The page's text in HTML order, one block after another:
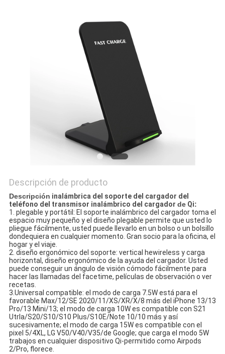
Descripción de producto
Descripción inalámbrica del soporte del cargador del
teléfono del transmisor inalámbrico del cargador deQi:
1. plegable y portátil: El soporte inalámbrico del cargador toma el
espacio muy pequeño y el diseño plegable permite que usted lo
pliegue fácilmente, usted puede llevarlo en un bolso o un bolsillo
dondequiera en cualquier momento. Gran socio para la oficina, el
hogar y el viaje.
2. diseño ergonómico del soporte: vertical hewireless y carga
horizontal, diseño ergonómico de la ayuda del cargador. Usted
puede conseguir un ángulo de visión cómodo fácilmente para
hacer las llamadas del facetime, películas de observación o ver
recetas.
3.Universal compatible: el modo de carga 7.5W está para el
favorable Max/12/SE 2020/11/XS/XR/X/8 más del iPhone 13/13
Pro/13 Mini/13; el modo de carga 10W es compatible con S21
Utrla/S20/S10/S10 Plus/S10E/Note 10/10 más y así
sucesivamente; el modo de carga 15W es compatible con el
pixel 5/4XL, LG V50/V40/V35/de Google; que carga el modo 5W
trabajos en cualquier dispositivo Qi-permitido como Airpods
2/Pro, florece.